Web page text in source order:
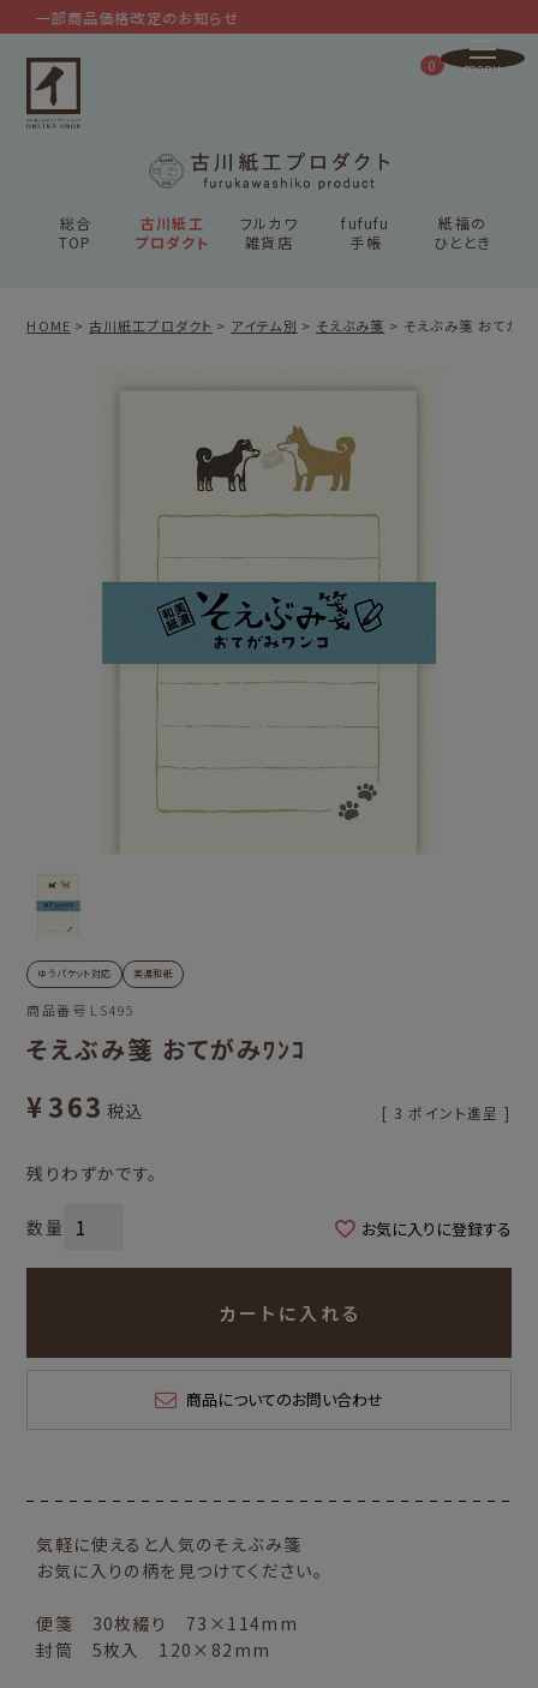
一部商品価格改定のお知らせ
総合
TOP
古川紙工
プロダクト
フルカワ
雑貨店
fufufu
手帳
紙福の
ひととき
0
HOME 古川紙工プロダクト アイテム別 そえぶみ箋 そえぶみ箋 おてが
ゆうパケット対応 美濃和紙
商品番号 LS495
そえぶみ箋 おてがみﾜﾝｺ
¥363 税込 [ 3 ポイント進呈 ]
残りわずかです。
お気に入りに登録する
カートに入れる
商品についてのお問い合わせ
気軽に使えると人気のそえぶみ箋
お気に入りの柄を見つけてください。
便箋 30枚綴り 73×114mm
封筒 5枚入 120×82mm